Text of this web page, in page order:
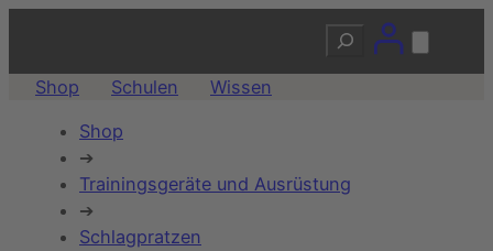
Suchen
Shop Schulen Wissen
Shop
➔
Trainingsgeräte und Ausrüstung
➔
Schlagpratzen